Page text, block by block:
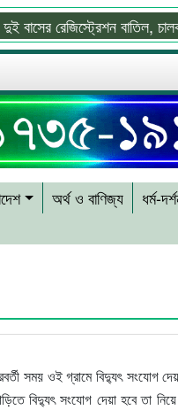
রেজিস্ট্রেশন বাতিল, চালক-
অর্থ ও বাণিজ্য ধর্ম-
সময় ওই গ্রামে বিদ্যুৎ সংযোগ
বিদ্যুৎ সংযোগ দেয়া হবে তা